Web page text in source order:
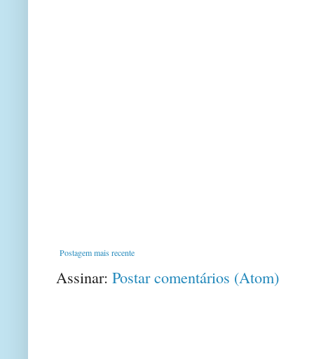
Postagem mais recente
Assinar: Postar comentários (Atom)